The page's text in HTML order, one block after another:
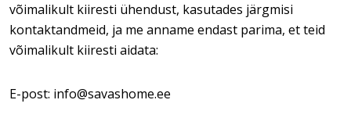
võimalikult kiiresti ühendust, kasutades järgmisi
kontaktandmeid, ja me anname endast parima, et teid
võimalikult kiiresti aidata:
E-post: info@savashome.ee